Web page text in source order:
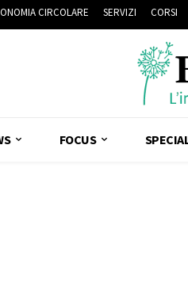
CIRCOLARE SERVIZI CORSI
FOCUS